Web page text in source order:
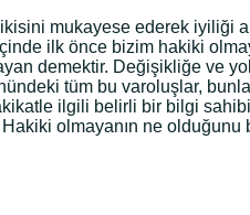
mukayese ederek
ilk önce bizim hakiki
demektir. Değişikliğe ve
tüm bu varoluşlar,
ilgili belirli bir bilgi
olmayanın ne